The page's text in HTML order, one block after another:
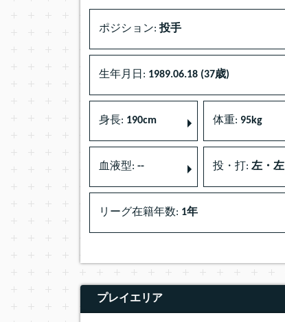
ポジション: 投手
生年月日: 1989.06.18 (37歳)
身長: 190cm 体重: 95kg
血液型: -- 投・打: 左・左
リーグ在籍年数: 1年
プレイエリア